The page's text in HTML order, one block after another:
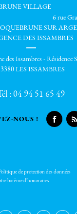
VILLAGE
6 rue
SUR
DES ISSAMBRES
des Issambres - Résidence
LES ISSAMBRES
:04 94 51 65 49
NOUS !
de protection des données
barème d'honoraires